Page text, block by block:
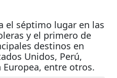
el séptimo lugar en las
y el primero de
destinos en
Unidos, Perú,
entre otros.